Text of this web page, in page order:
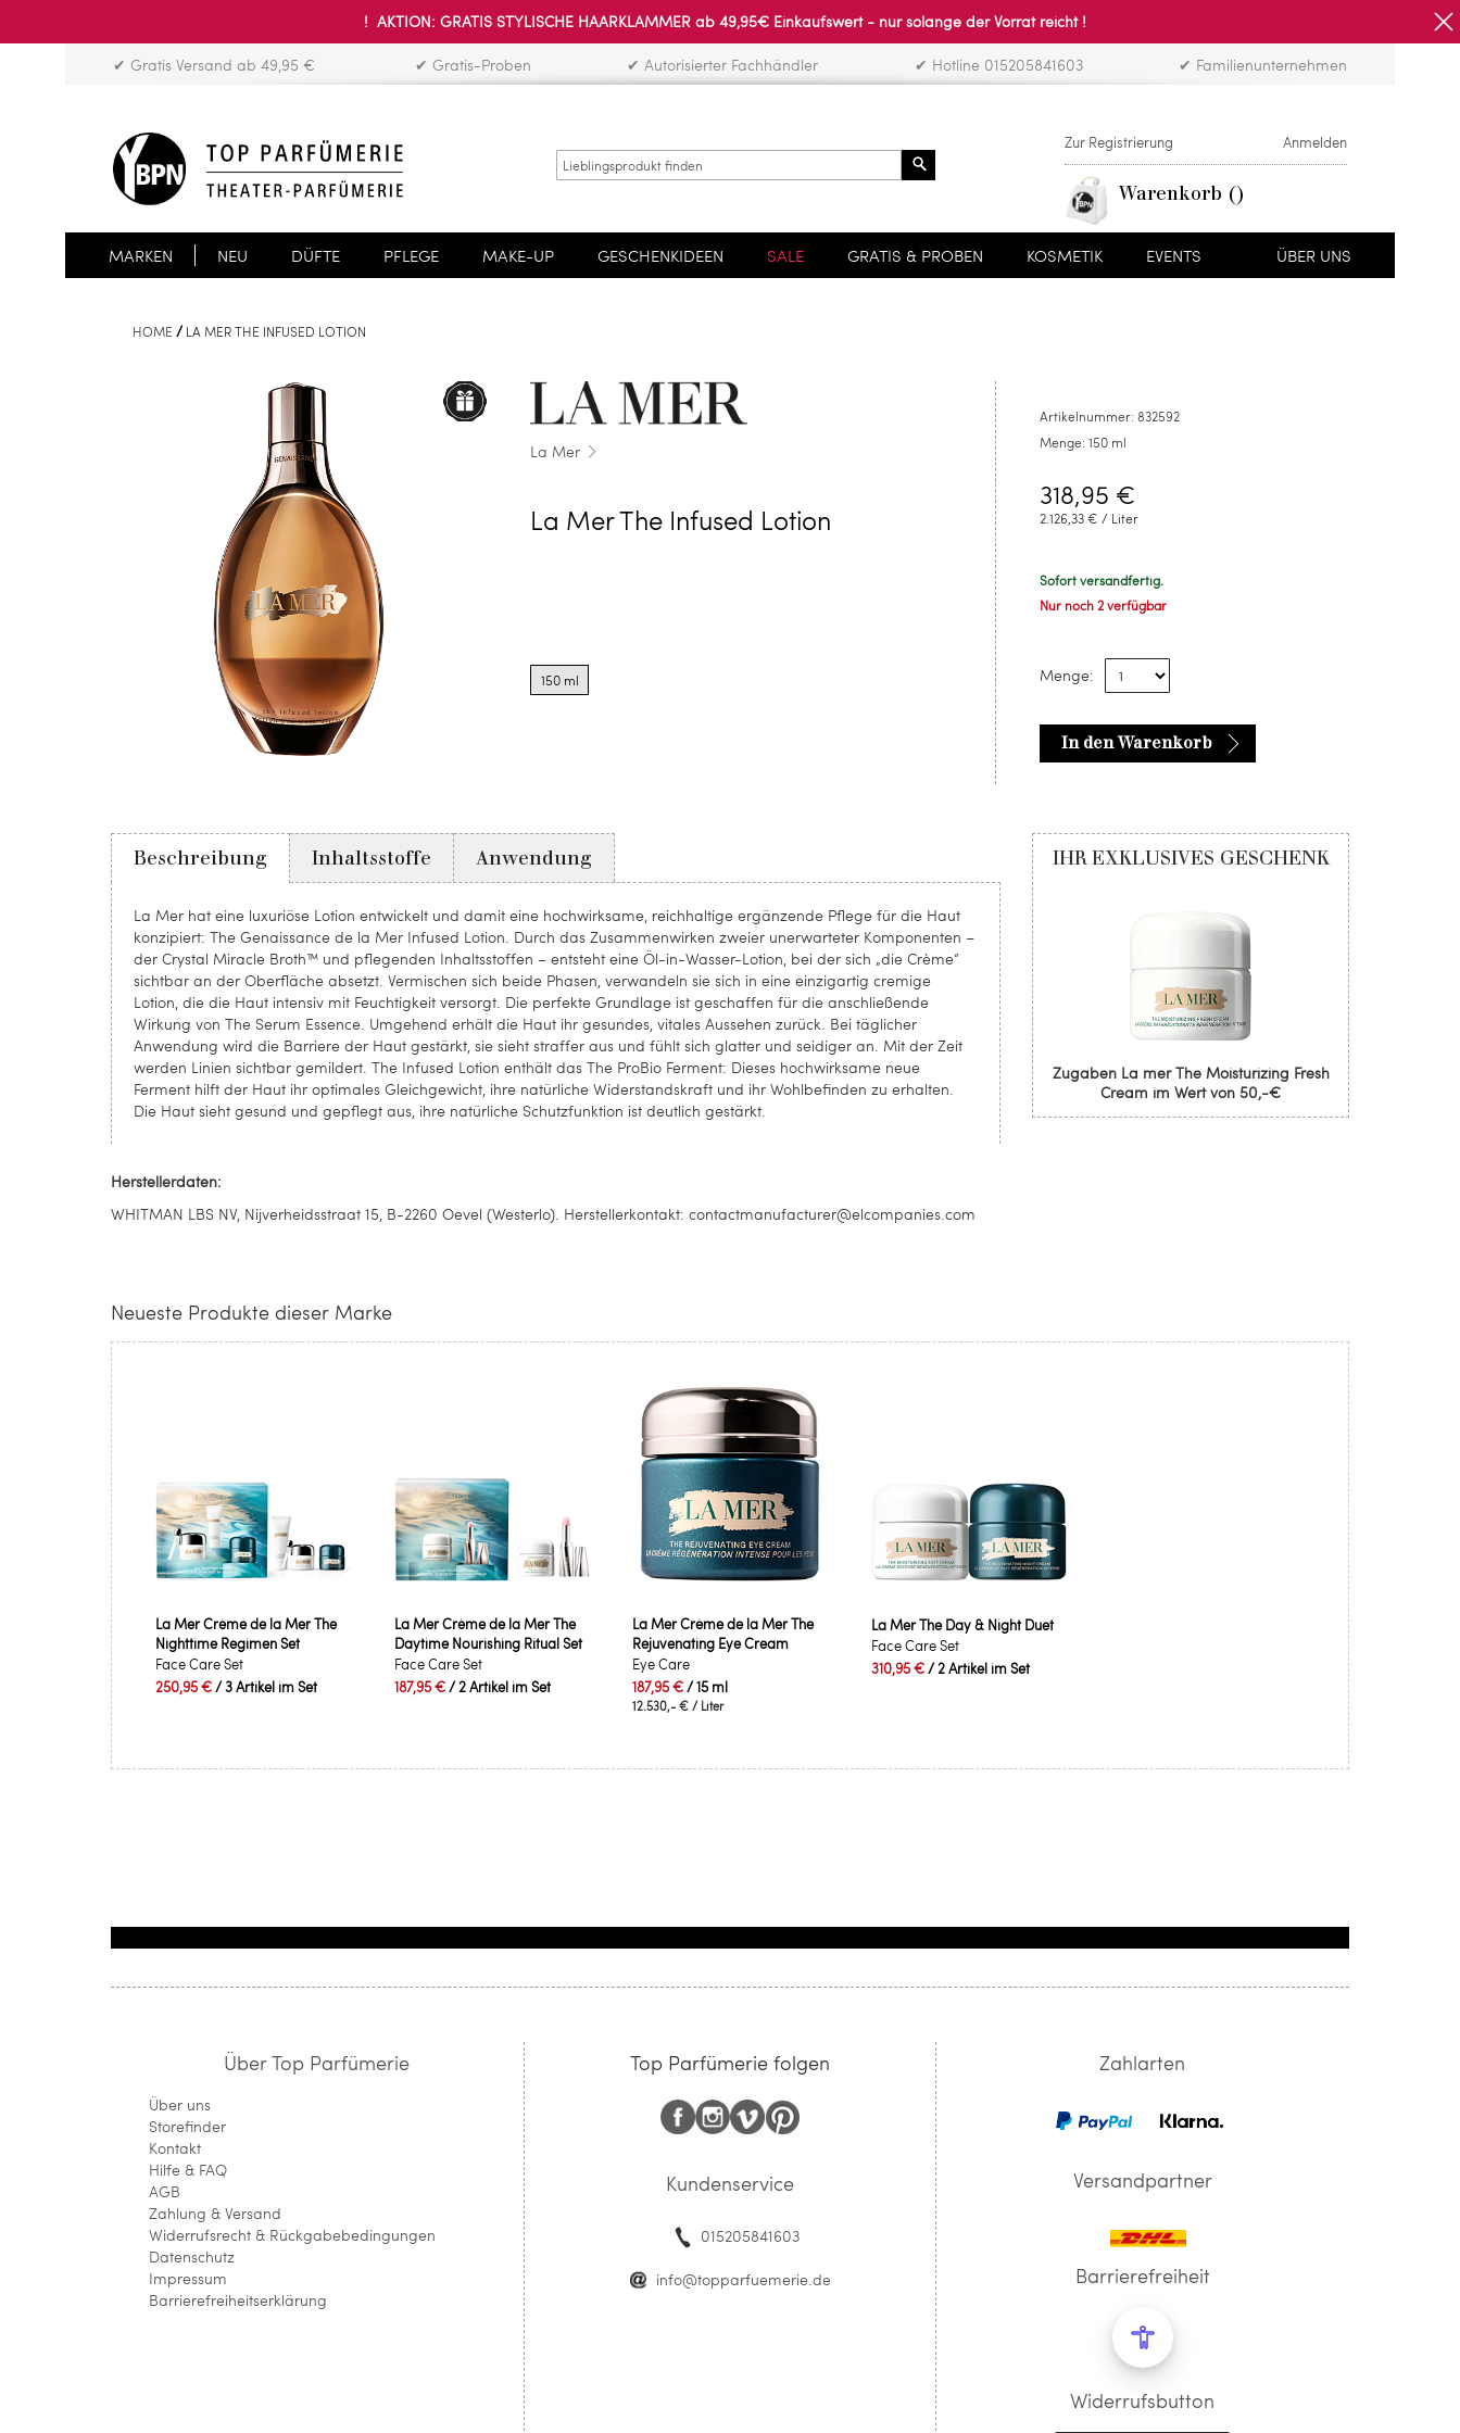
! AKTION: GRATIS STYLISCHE HAARKLAMMER ab 49,95€ Einkaufswert - nur solange der Vorrat reicht !
✔ Gratis Versand ab 49,95 € ✔ Gratis-Proben ✔ Autorisierter Fachhändler ✔ Hotline 015205841603 ✔ Familienunternehmen
Zur Registrierung Anmelden
Warenkorb
MARKEN NEU DÜFTE PFLEGE MAKE-UP GESCHENKIDEEN SALE GRATIS & PROBEN KOSMETIK EVENTS ÜBER UNS
HOME LA MER THE INFUSED LOTION
La Mer
La Mer The Infused Lotion
options
for
150 ml
Artikelnummer: 832592
Menge: 150 ml
318,95 €
2.126,33 € / Liter
Sofort versandfertig.
Nur noch 2 verfügbar
Menge:
In den Warenkorb
Beschreibung
La Mer hat eine luxuriöse Lotion entwickelt und damit eine hochwirksame, reichhaltige ergänzende Pflege für die Haut
konzipiert: The Genaissance de la Mer Infused Lotion. Durch das Zusammenwirken zweier unerwarteter Komponenten –
der Crystal Miracle Broth™ und pflegenden Inhaltsstoffen – entsteht eine Öl-in-Wasser-Lotion, bei der sich „die Crème“
sichtbar an der Oberfläche absetzt. Vermischen sich beide Phasen, verwandeln sie sich in eine einzigartig cremige
Lotion, die die Haut intensiv mit Feuchtigkeit versorgt. Die perfekte Grundlage ist geschaffen für die anschließende
Wirkung von The Serum Essence. Umgehend erhält die Haut ihr gesundes, vitales Aussehen zurück. Bei täglicher
Anwendung wird die Barriere der Haut gestärkt, sie sieht straffer aus und fühlt sich glatter und seidiger an. Mit der Zeit
werden Linien sichtbar gemildert. The Infused Lotion enthält das The ProBio Ferment: Dieses hochwirksame neue
Ferment hilft der Haut ihr optimales Gleichgewicht, ihre natürliche Widerstandskraft und ihr Wohlbefinden zu erhalten.
Die Haut sieht gesund und gepflegt aus, ihre natürliche Schutzfunktion ist deutlich gestärkt.
Inhaltsstoffe Anwendung IHR EXKLUSIVES GESCHENK
Zugaben La mer The Moisturizing Fresh
Cream im Wert von 50,-€
Herstellerdaten:
WHITMAN LBS NV, Nijverheidsstraat 15, B-2260 Oevel (Westerlo). Herstellerkontakt: contactmanufacturer@elcompanies.com
Neueste Produkte dieser Marke
La Mer Crème de la Mer The
Nighttime Regimen Set
Face Care Set
250,95 €/ 3 Artikel im Set
La Mer Crème de la Mer The
Daytime Nourishing Ritual Set
Face Care Set
187,95 €/ 2 Artikel im Set
La Mer Crème de la Mer The
Rejuvenating Eye Cream
Eye Care
187,95 €/ 15 ml
12.530,- € / Liter
La Mer The Day & Night Duet
Face Care Set
310,95 €/ 2 Artikel im Set
Über Top Parfümerie
Über uns
Storefinder
Kontakt
Hilfe & FAQ
AGB
Zahlung & Versand
Widerrufsrecht & Rückgabebedingungen
Datenschutz
Impressum
Barrierefreiheitserklärung
Top Parfümerie folgen
Kundenservice
015205841603
info@topparfuemerie.de
Zahlarten
Versandpartner
Barrierefreiheit
Widerrufsbutton